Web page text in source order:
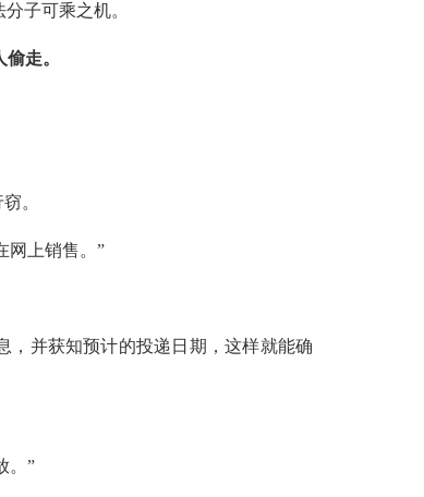
子可乘之机。
走。
。
网上销售。”
，并获知预计的投递日期，这样就能确
。”